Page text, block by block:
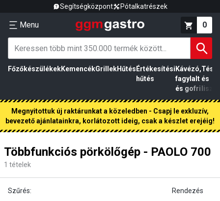
Segítségközpont Pótalkatrészek
Menu 0
FőzőkészülékekKemencékGrillekHűtés Értékesítési
hűtés
Kávézó,
fagylalt
és gofri
és
liszt
Megnyitottuk új raktárunkat a közeledben - Csapj le exkluzív,
bevezető ajánlatainkra, korlátozott ideig, csak a készlet erejéig!
Többfunkciós pörkölőgép - PAOLO 700
1 tételek
Szűrés: Rendezés